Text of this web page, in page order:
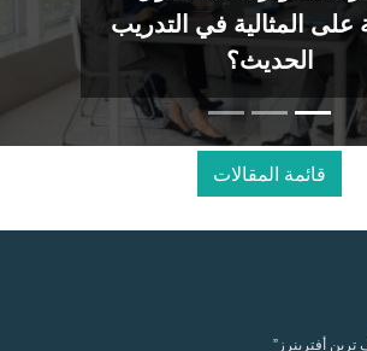
على المثالية في التدريب
الحديث؟
قائمة المقالات
ترين أفترينرز”